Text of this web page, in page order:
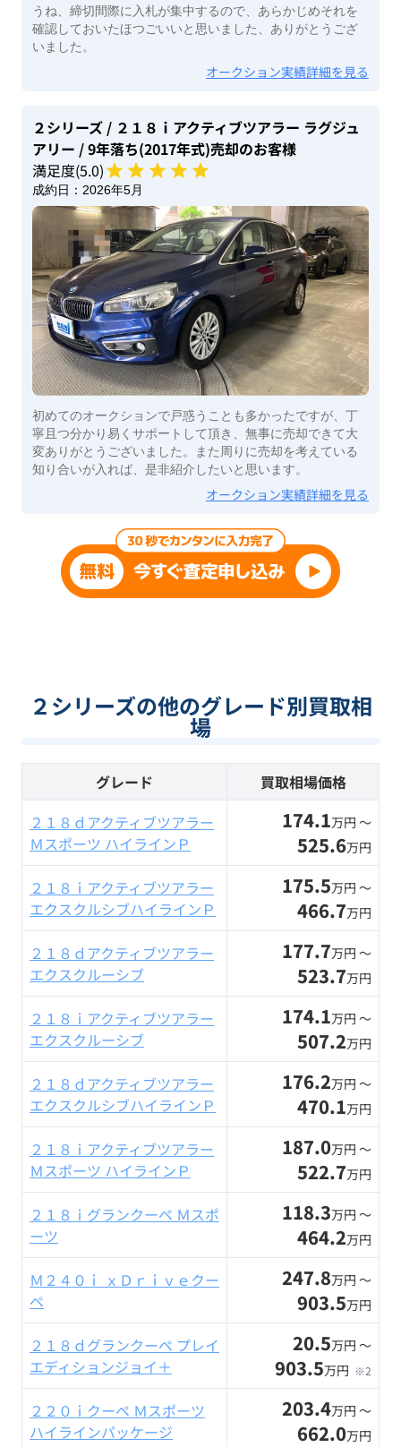
うね、締切間際に入札が集中するので、あらかじめそれを
確認しておいたほつごいいと思いました、ありがとうござ
いました。
オークション実績詳細を見る
２シリーズ / ２１８ｉアクティブツアラー ラグジュ
アリー / 9年落ち(2017年式)売却のお客様
満足度(5.0)
成約日： 2026年5月
初めてのオークションで戸惑うことも多かったですが、丁
寧且つ分かり易くサポートして頂き、無事に売却できて大
変ありがとうございました。また周りに売却を考えている
知り合いが入れば、是非紹介したいと思います。
オークション実績詳細を見る
２シリーズの他のグレード別買取相
場
グレード
買取相場価格
２１８ｄアクティブツアラー
Ｍスポーツ ハイラインＰ
174.1万円 〜
525.6万円
２１８ｉアクティブツアラー
エクスクルシブハイラインＰ
175.5万円 〜
466.7万円
２１８ｄアクティブツアラー
エクスクルーシブ
177.7万円 〜
523.7万円
２１８ｉアクティブツアラー
エクスクルーシブ
174.1万円 〜
507.2万円
２１８ｄアクティブツアラー
エクスクルシブハイラインＰ
176.2万円 〜
470.1万円
２１８ｉアクティブツアラー
Ｍスポーツ ハイラインＰ
187.0万円 〜
522.7万円
２１８ｉグランクーペ Ｍスポ
ーツ
118.3万円 〜
464.2万円
Ｍ２４０ｉ ｘＤｒｉｖｅクー
ペ
247.8万円 〜
903.5万円
２１８ｄグランクーペ プレイ
エディションジョイ＋
20.5万円 〜
903.5万円 ※2
２２０ｉクーペ Ｍスポーツ
ハイラインパッケージ
203.4万円 〜
662.0万円